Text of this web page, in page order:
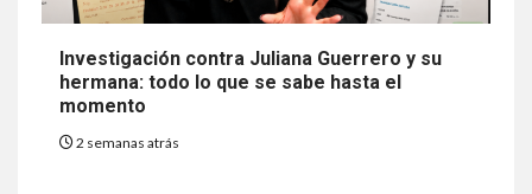
Investigación contra Juliana Guerrero y su
hermana: todo lo que se sabe hasta el
momento
2 semanas atrás